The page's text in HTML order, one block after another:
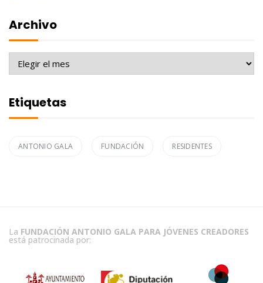
Archivo
Archivo
Etiquetas
ANTONIO GALA FUNDACIÓN RESIDENTES
La FUNDACIÓN ANTONIO GALA PARA JÓVENES CREADORES
está patrocinada por: